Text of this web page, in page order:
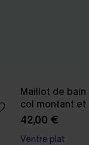
Maillot de
col montant et
42,00 €
Ventre plat